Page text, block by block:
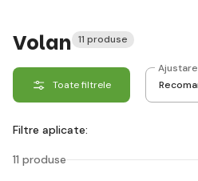
Volan 11 produse
Toate filtrele
Ajustare
Filtre aplicate:
11 produse